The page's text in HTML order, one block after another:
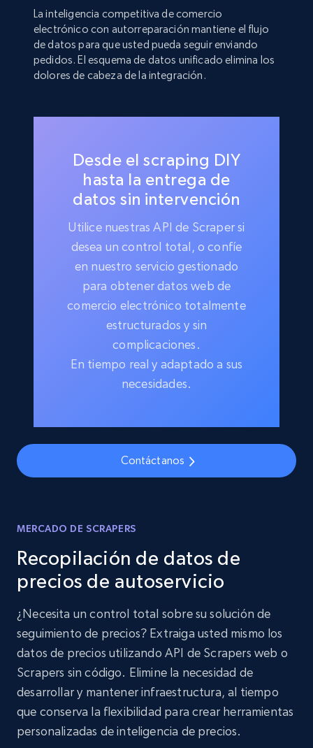
La inteligencia competitiva de comercio
electrónico con autorreparación mantiene el flujo
de datos para que usted pueda seguir enviando
pedidos. El esquema de datos unificado elimina los
dolores de cabeza de la integración.
Desde el scraping DIY
hasta la entrega de
datos sin intervención
Utilice nuestras API de Scraper si
desea un control total, o confíe
en nuestro servicio gestionado
para obtener datos web de
comercio electrónico totalmente
estructurados y sin
complicaciones.
En tiempo real y adaptado a sus
necesidades.
Contáctanos
MERCADO DE SCRAPERS
Recopilación de datos de
precios de autoservicio
¿Necesita un control total sobre su solución de
seguimiento de precios? Extraiga usted mismo los
datos de precios utilizando API de Scrapers web o
Scrapers sin código. Elimine la necesidad de
desarrollar y mantener infraestructura, al tiempo
que conserva la flexibilidad para crear herramientas
personalizadas de inteligencia de precios.